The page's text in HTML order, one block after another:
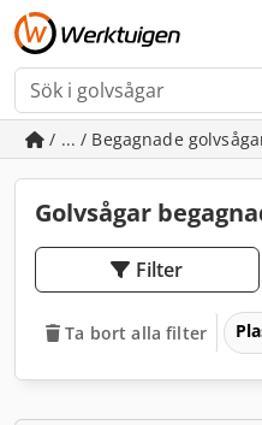
/ ... / Begagnade
Golvsågar
Filter
Ta bort alla filter